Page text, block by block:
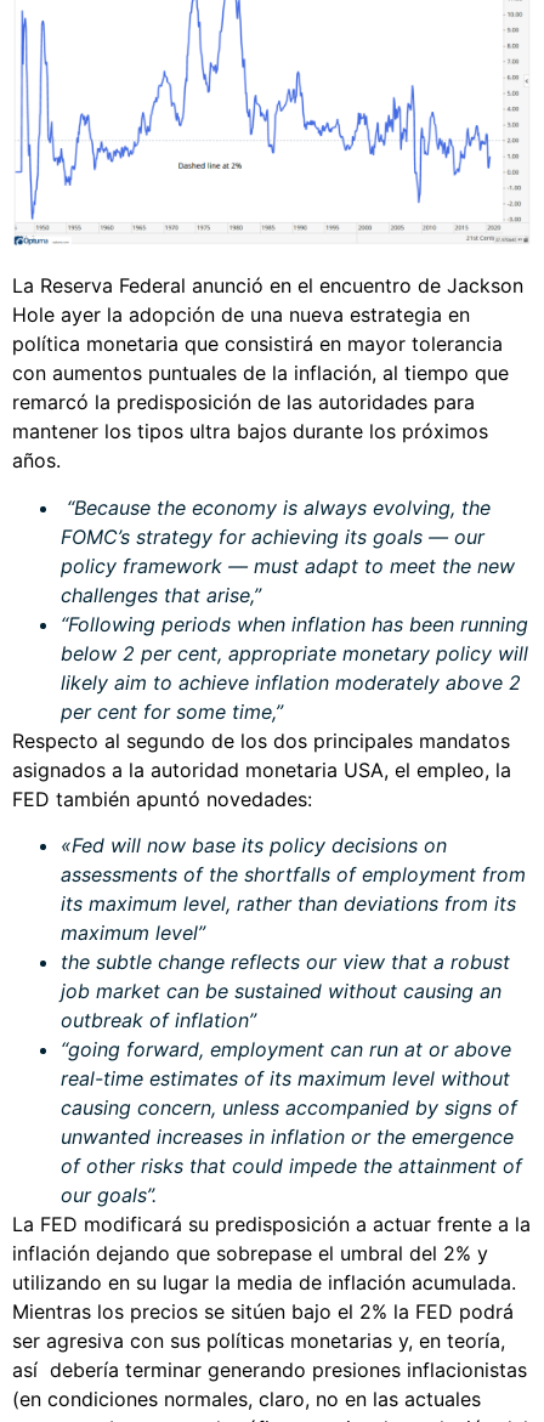
La Reserva Federal anunció en el encuentro de Jackson
Hole ayer la adopción de una nueva estrategia en
política monetaria que consistirá en mayor tolerancia
con aumentos puntuales de la inflación, al tiempo que
remarcó la predisposición de las autoridades para
mantener los tipos ultra bajos durante los próximos
años.
“Because the economy is always evolving, the
FOMC’s strategy for achieving its goals — our
policy framework — must adapt to meet the new
challenges that arise,”
“Following periods when inflation has been running
below 2 per cent, appropriate monetary policy will
likely aim to achieve inflation moderately above 2
per cent for some time,”
Respecto al segundo de los dos principales mandatos
asignados a la autoridad monetaria USA, el empleo, la
FED también apuntó novedades:
«Fed will now base its policy decisions on
assessments of the shortfalls of employment from
its maximum level, rather than deviations from its
maximum level”
the subtle change reflects our view that a robust
job market can be sustained without causing an
outbreak of inflation”
“going forward, employment can run at or above
real-time estimates of its maximum level without
causing concern, unless accompanied by signs of
unwanted increases in inflation or the emergence
of other risks that could impede the attainment of
our goals”.
La FED modificará su predisposición a actuar frente a la
inflación dejando que sobrepase el umbral del 2% y
utilizando en su lugar la media de inflación acumulada.
Mientras los precios se sitúen bajo el 2% la FED podrá
ser agresiva con sus políticas monetarias y, en teoría,
así debería terminar generando presiones inflacionistas
(en condiciones normales, claro, no en las actuales